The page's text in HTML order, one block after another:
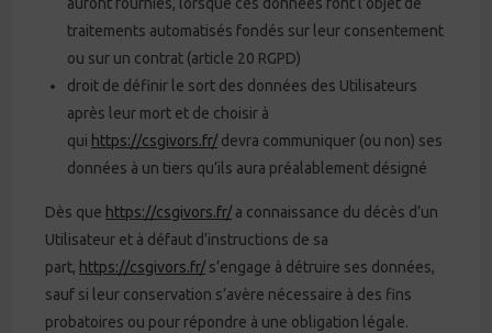
traitements automatisés fondés sur leur consentement
ou sur un contrat (article 20 RGPD)
droit de définir le sort des données des Utilisateurs
après leur mort et de choisir à
qui https://csgivors.fr/devra communiquer (ou non) ses
données à un tiers qu’ils aura préalablement désigné
Dès que https://csgivors.fr/a connaissance du décès d’un
Utilisateur et à défaut d’instructions de sa
part, https://csgivors.fr/s’engage à détruire ses données,
sauf si leur conservation s’avère nécessaire à des fins
probatoires ou pour répondre à une obligation légale.